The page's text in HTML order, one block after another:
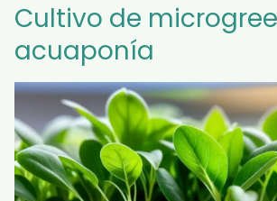
Cultivo de
acuaponía